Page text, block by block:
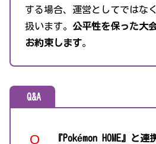
する場合、運営としてではな
扱います。 公平性を保った大
お約束します。
Q&A
『Pokémon HOME』と